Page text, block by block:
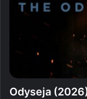
Odyseja